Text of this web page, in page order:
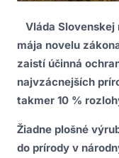
Vláda Slovenskej
mája novelu
zaistí účinná
najvzácnejších
takmer 10 %
Žiadne plošné
do prírody v